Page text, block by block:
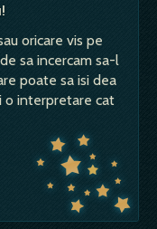
oricare vis pe
sa incercam sa-l
poate sa isi dea
o interpretare cat